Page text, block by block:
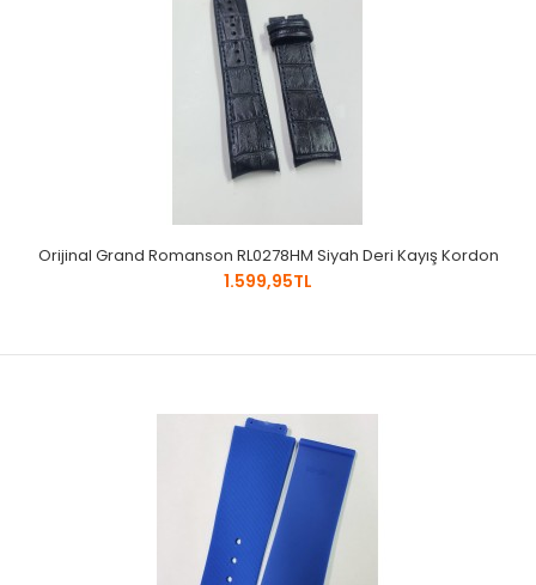
Orijinal Grand Romanson RL0278HM Siyah Deri Kayış Kordon
1.599,95TL